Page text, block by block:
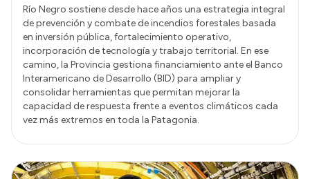
Río Negro sostiene desde hace años una estrategia integral
de prevención y combate de incendios forestales basada
en inversión pública, fortalecimiento operativo,
incorporación de tecnología y trabajo territorial. En ese
camino, la Provincia gestiona financiamiento ante el Banco
Interamericano de Desarrollo (BID) para ampliar y
consolidar herramientas que permitan mejorar la
capacidad de respuesta frente a eventos climáticos cada
vez más extremos en toda la Patagonia.